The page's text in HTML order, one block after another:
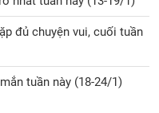
đủ chuyện vui, cuối tuần
tuần này (18-24/1)